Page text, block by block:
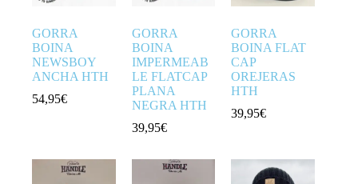
GORRA
BOINA
NEWSBOY
ANCHA HTH
54,95€
GORRA
BOINA
IMPERMEAB
LE FLATCAP
PLANA
NEGRA HTH
39,95€
GORRA
BOINA FLAT
CAP
OREJERAS
HTH
39,95€